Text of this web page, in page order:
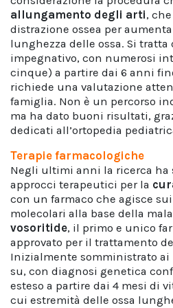
allungamento degli arti,
distrazione ossea per
lunghezza delle ossa. Si
impegnativo, con numerosi
cinque) a partire dai 6 anni
richiede una valutazione
famiglia. Non è un percorso
ma ha dato buoni risultati,
dedicati all’ortopedia
Terapie farmacologiche
Negli ultimi anni la ricerca ha
approcci terapeutici per la
con un farmaco che agisce
molecolari alla base della
vosoritide, il primo e unico
approvato per il trattamento
Inizialmente somministrato
su, con diagnosi genetica
esteso a partire dai 4 mesi di
cui estremità delle ossa